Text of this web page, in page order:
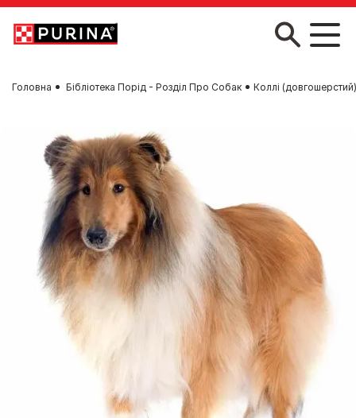
Skip to main content
Головна Бібліотека Порід - Розділ Про Собак Коллі (довгошерстий)